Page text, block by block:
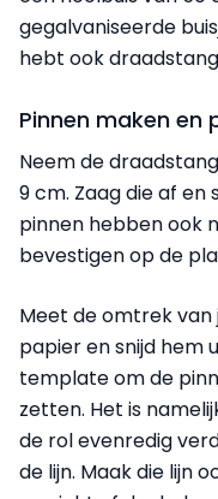
gegalvaniseerde
hebt ook
Pinnen maken en
Neem de
9 cm. Zaag die af
pinnen hebben ook
bevestigen op de
Meet de omtrek van
papier en snijd hem
template om de
zetten. Het is
de rol evenredig
de lijn. Maak die lijn